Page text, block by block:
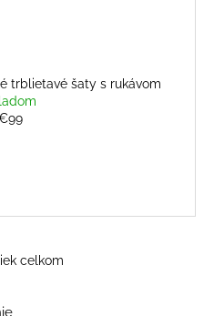
trblietavé šaty s rukávom
O
l
celkom